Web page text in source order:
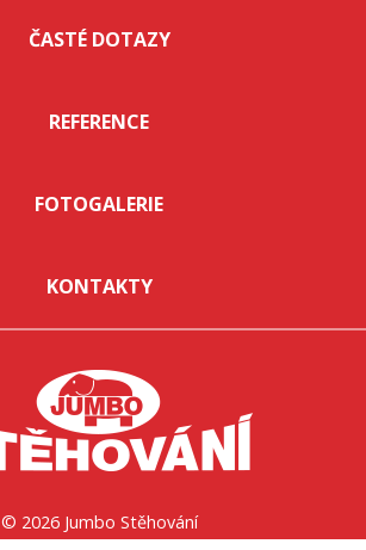
ČASTÉ DOTAZY
REFERENCE
FOTOGALERIE
KONTAKTY
© 2026 Jumbo Stěhování